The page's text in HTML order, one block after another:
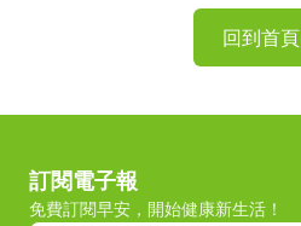
回到首頁
訂閱電子報
免費訂閱早安，開始健康新生活！